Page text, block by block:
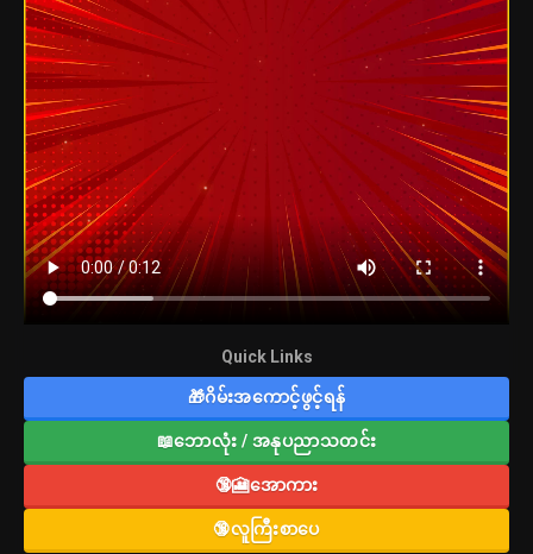
Quick Links
🎁ဂိမ်းအကောင့်ဖွင့်ရန်
📖ဘောလုံး / အနုပညာသတင်း
🔞🎦အောကား
🔞လူကြီးစာပေ